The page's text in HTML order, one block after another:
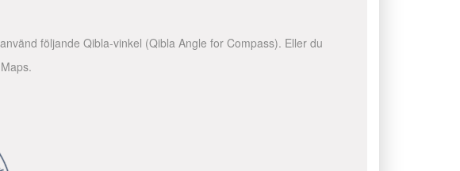
följande Qibla-vinkel (Qibla Angle for Compass). Eller du